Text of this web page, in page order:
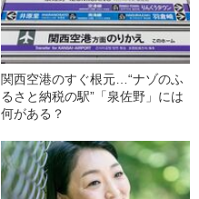
関西空港のすぐ根元…“ナゾのふ
るさと納税の駅”「泉佐野」には
何がある？